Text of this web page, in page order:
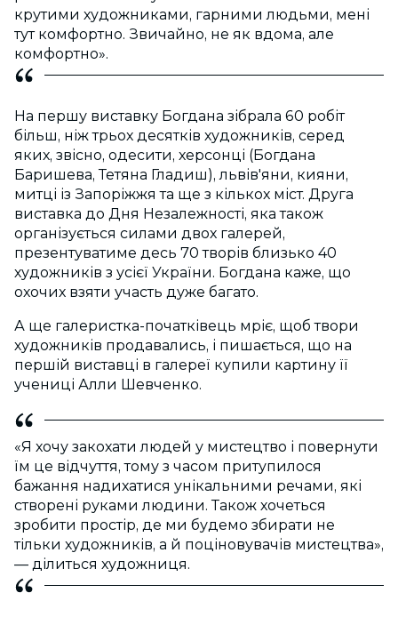
крутими художниками, гарними людьми, мені
тут комфортно. Звичайно, не як вдома, але
комфортно».
На першу виставку Богдана зібрала 60 робіт
більш, ніж трьох десятків художників, серед
яких, звісно, одесити, херсонці (Богдана
Баришева, Тетяна Гладиш), львів'яни, кияни,
митці із Запоріжжя та ще з кількох міст. Друга
виставка до Дня Незалежності, яка також
організується силами двох галерей,
презентуватиме десь 70 творів близько 40
художників з усієї України. Богдана каже, що
охочих взяти участь дуже багато.
А ще галеристка-початківець мріє, щоб твори
художників продавались, і пишається, що на
першій виставці в галереї купили картину її
учениці Алли Шевченко.
«Я хочу закохати людей у мистецтво і повернути
їм це відчуття, тому з часом притупилося
бажання надихатися унікальними речами, які
створені руками людини. Також хочеться
зробити простір, де ми будемо збирати не
тільки художників, а й поціновувачів мистецтва»,
— ділиться художниця.